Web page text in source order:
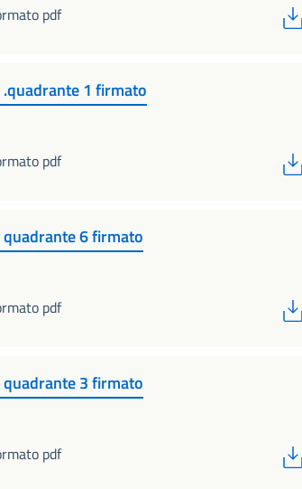
pdf
.quadrante 1 firmato
pdf
quadrante 6 firmato
pdf
quadrante 3 firmato
pdf